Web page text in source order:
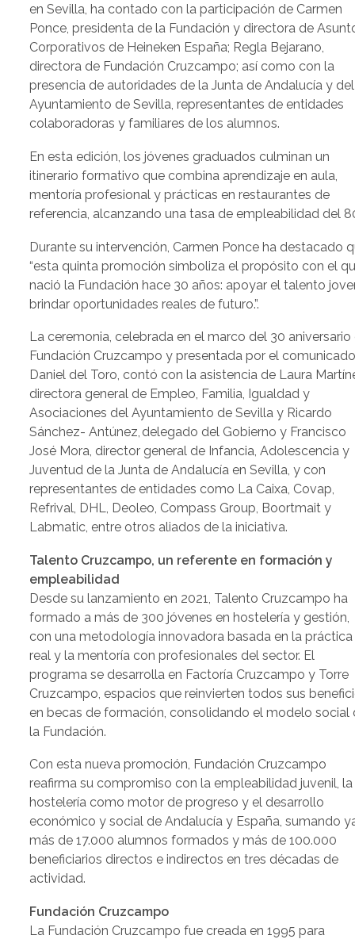
en Sevilla, ha contado con la participación de Carmen
Ponce, presidenta de la Fundación y directora de
Corporativos de Heineken España; Regla Bejarano,
directora de Fundación Cruzcampo; así como con la
presencia de autoridades de la Junta de Andalucía y del
Ayuntamiento de Sevilla, representantes de entidades
colaboradoras y familiares de los alumnos.
En esta edición, los jóvenes graduados culminan un
itinerario formativo que combina aprendizaje en aula,
mentoría profesional y prácticas en restaurantes de
referencia, alcanzando una tasa de empleabilidad del
Durante su intervención, Carmen Ponce ha destacado
“esta quinta promoción simboliza el propósito con el
nació la Fundación hace 30 años: apoyar el talento
brindar oportunidades reales de futuro.”.
La ceremonia, celebrada en el marco del 30 aniversario
Fundación Cruzcampo y presentada por el
Daniel del Toro, contó con la asistencia de Laura
directora general de Empleo, Familia, Igualdad y
Asociaciones del Ayuntamiento de Sevilla y Ricardo
Sánchez- Antúnez, delegado del Gobierno y Francisco
José Mora, director general de Infancia, Adolescencia y
Juventud de la Junta de Andalucía en Sevilla, y con
representantes de entidades como La Caixa, Covap,
Refrival, DHL, Deoleo, Compass Group, Boortmait y
Labmatic, entre otros aliados de la iniciativa.
Talento Cruzcampo, un referente en formación y
empleabilidad
Desde su lanzamiento en 2021, Talento Cruzcampo ha
formado a más de 300 jóvenes en hostelería y gestión,
con una metodología innovadora basada en la práctica
real y la mentoría con profesionales del sector. El
programa se desarrolla en Factoría Cruzcampo y Torre
Cruzcampo, espacios que reinvierten todos sus
en becas de formación, consolidando el modelo social
la Fundación.
Con esta nueva promoción, Fundación Cruzcampo
reafirma su compromiso con la empleabilidad juvenil, la
hostelería como motor de progreso y el desarrollo
económico y social de Andalucía y España, sumando
más de 17.000 alumnos formados y más de 100.000
beneficiarios directos e indirectos en tres décadas de
actividad.
Fundación Cruzcampo
La Fundación Cruzcampo fue creada en 1995 para